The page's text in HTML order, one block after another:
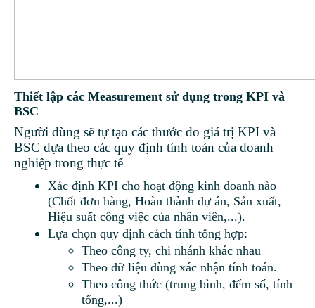
Thiết lập các Measurement sử dụng trong KPI và
BSC
Người dùng sẽ tự tạo các thước đo giá trị KPI và
BSC dựa theo các quy định tính toán của doanh
nghiệp trong thực tế
Xác định KPI cho hoạt động kinh doanh nào
(Chốt đơn hàng, Hoàn thành dự án, Sản xuất,
Hiệu suất công việc của nhân viên,...).
Lựa chọn quy định cách tính tổng hợp:
Theo công ty, chi nhánh khác nhau
Theo dữ liệu dùng xác nhận tính toán.
Theo công thức (trung bình, đếm số, tính
tổng,...)